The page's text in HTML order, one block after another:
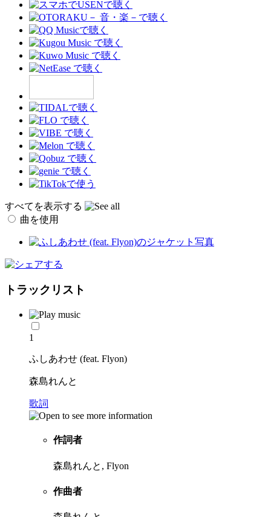
すべてを表示する
曲を使用
トラックリスト
1
ふしあわせ (feat. Flyon)
森島れんと
歌詞
作詞者
森島れんと, Flyon
作曲者